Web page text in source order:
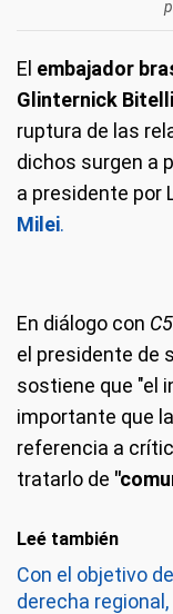
El embajador
Glinternick Bitelli
ruptura de las
dichos surgen a
a presidente por
Milei.
En diálogo con
el presidente de
sostiene que "el
importante que
referencia a
tratarlo de
Leé también
Con el objetivo
derecha